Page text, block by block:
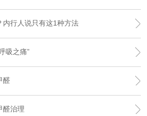
内行人说只有这1种方法
吸之痛”
醛
醛治理